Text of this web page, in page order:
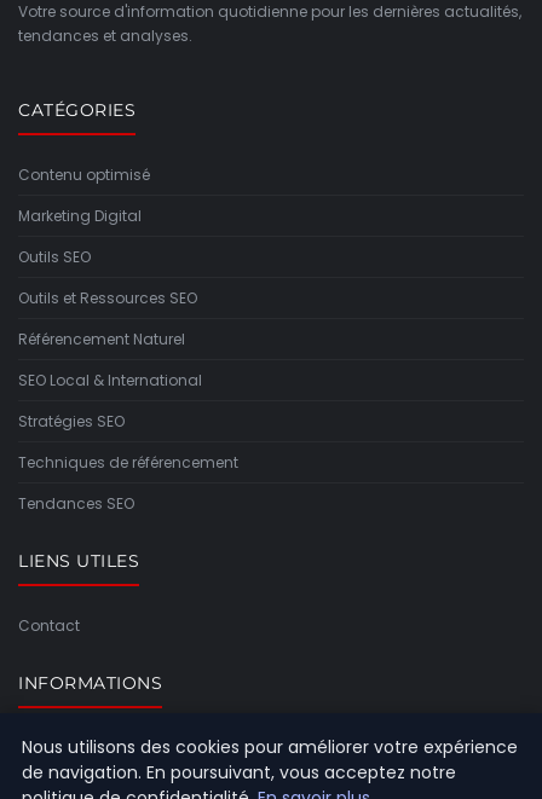
Votre source d'information quotidienne pour les dernières actualités,
tendances et analyses.
CATÉGORIES
Contenu optimisé
Marketing Digital
Outils SEO
Outils et Ressources SEO
Référencement Naturel
SEO Local & International
Stratégies SEO
Techniques de référencement
Tendances SEO
LIENS UTILES
Contact
INFORMATIONS
Plan du site
Nous utilisons des cookies pour améliorer votre expérience
de navigation. En poursuivant, vous acceptez notre